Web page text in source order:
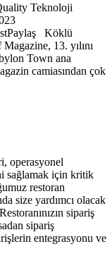
Teknoloji
Köklü
13. yılını
Town ana
camiasından çok
operasyonel
sağlamak için kritik
restoran
size yardımcı olacak
sipariş
sipariş
entegrasyonu ve